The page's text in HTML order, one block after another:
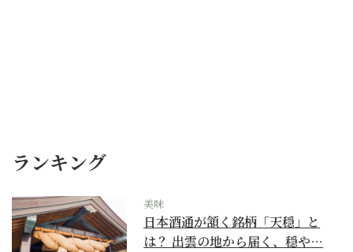
ランキング
美味
日本酒通が頷く銘柄「天穏」と
は？ 出雲の地から届く、穏や…